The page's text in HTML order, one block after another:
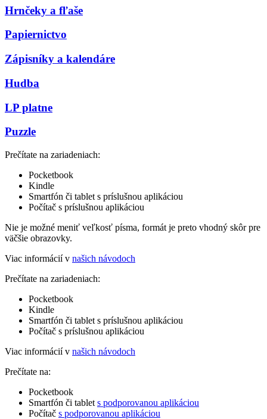
Hrnčeky a fľaše
Papiernictvo
Zápisníky a kalendáre
Hudba
LP platne
Puzzle
Prečítate na zariadeniach:
Pocketbook
Kindle
Smartfón či tablet s príslušnou aplikáciou
Počítač s príslušnou aplikáciou
Nie je možné meniť veľkosť písma, formát je preto vhodný skôr pre
väčšie obrazovky.
Viac informácií v našich návodoch
Prečítate na zariadeniach:
Pocketbook
Kindle
Smartfón či tablet s príslušnou aplikáciou
Počítač s príslušnou aplikáciou
Viac informácií v našich návodoch
Prečítate na:
Pocketbook
Smartfón či tablet s podporovanou aplikáciou
Počítač s podporovanou aplikáciou